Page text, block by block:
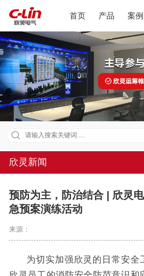
首页 产品 案例
欣灵新闻
预防为主，防治结合 | 欣灵
急预案演练活动
来源：
为切实加强欣灵的日常安全